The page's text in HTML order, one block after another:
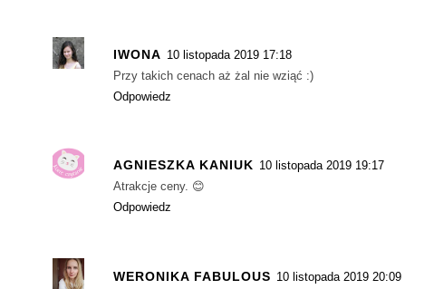
IWONA 10 listopada 2019 17:18
Przy takich cenach aż żal nie wziąć :)
Odpowiedz
AGNIESZKA KANIUK 10 listopada 2019 19:17
Atrakcje ceny. 😊
Odpowiedz
WERONIKA FABULOUS 10 listopada 2019 20:09